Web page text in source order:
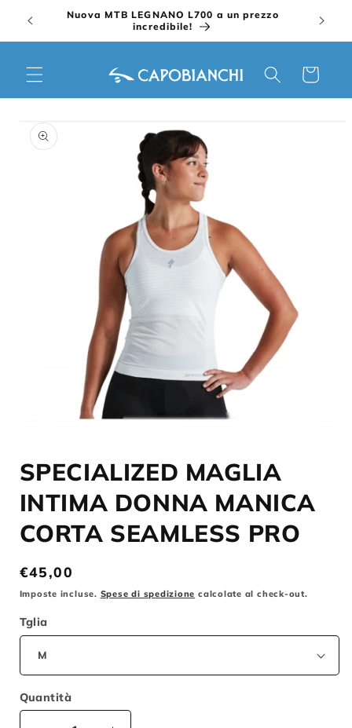
direttamenteNuova MTB LEGNANO L700 a un prezzo
incredibile!
Carrello
informazioni
sul prodotto
multimediali
1
finestra
modale
SPECIALIZED MAGLIA
INTIMA DONNA MANICA
CORTA SEAMLESS PRO
Prezzo
di
€45,00
Imposte incluse. Spese di spedizione calcolate al check-out.
Tglia
Quantità